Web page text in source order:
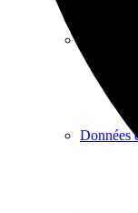
Données